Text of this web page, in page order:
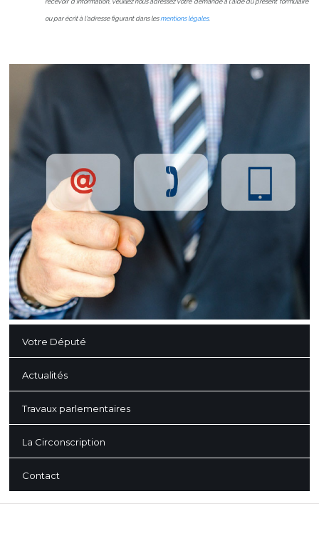
ou par écrit à l'adresse figurant dans lesmentions légales.
Votre Député
Actualités
Travaux parlementaires
La Circonscription
Contact